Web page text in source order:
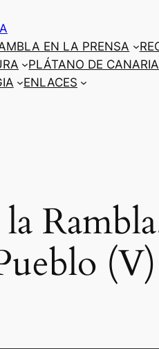
EN LA PRENSA
PLÁTANO DE
ENLACES
(V)